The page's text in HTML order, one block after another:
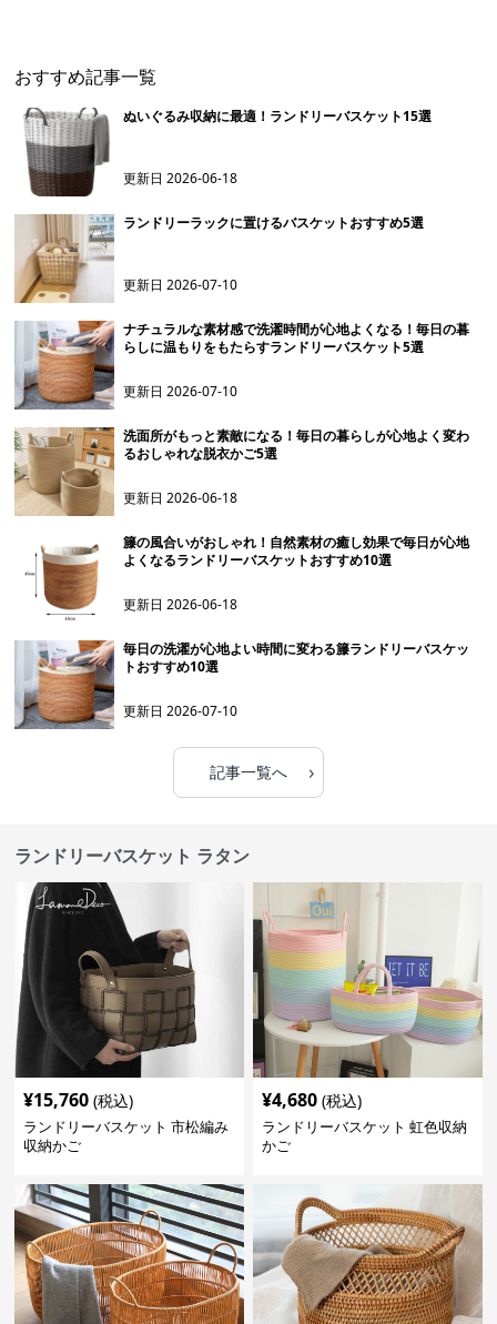
おすすめ記事一覧
ぬいぐるみ収納に最適！ランドリーバスケット15選
更新日2026-06-18
ランドリーラックに置けるバスケットおすすめ5選
更新日2026-07-10
ナチュラルな素材感で洗濯時間が心地よくなる！毎日の暮
らしに温もりをもたらすランドリーバスケット5選
更新日2026-07-10
洗面所がもっと素敵になる！毎日の暮らしが心地よく変わ
るおしゃれな脱衣かご5選
更新日2026-06-18
籐の風合いがおしゃれ！自然素材の癒し効果で毎日が心地
よくなるランドリーバスケットおすすめ10選
更新日2026-06-18
毎日の洗濯が心地よい時間に変わる籐ランドリーバスケッ
トおすすめ10選
更新日2026-07-10
記事一覧へ ›
ランドリーバスケット ラタン
¥15,760 (税込)
ランドリーバスケット 市松編み
収納かご
¥4,680 (税込)
ランドリーバスケット 虹色収納
かご